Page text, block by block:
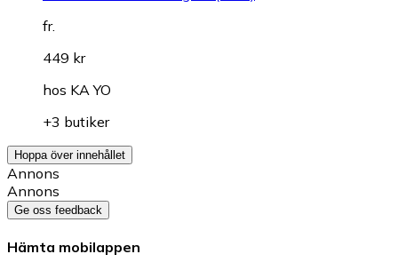
fr.
449 kr
hos KA YO
+3 butiker
Hoppa över innehållet
Annons
Annons
Ge oss feedback
Hämta mobilappen